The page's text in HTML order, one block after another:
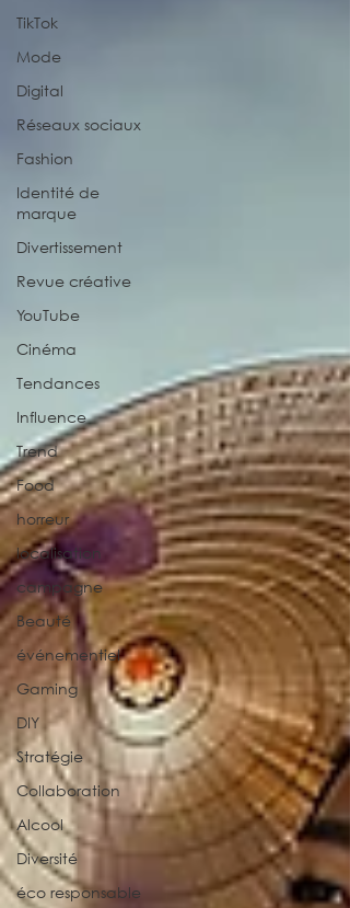
TikTok
Mode
Digital
Réseaux sociaux
Fashion
Identité de
marque
Divertissement
Revue créative
YouTube
Cinéma
Tendances
Influence
Trend
Food
horreur
localisation
campagne
Beauté
événementiel
Gaming
DIY
Stratégie
Collaboration
Alcool
Diversité
éco responsable